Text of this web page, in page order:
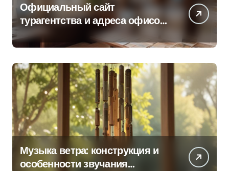
Официальный сайт
турагентства и адреса офисов
продаж по регионам
Музыка ветра: конструкция и
особенности звучания